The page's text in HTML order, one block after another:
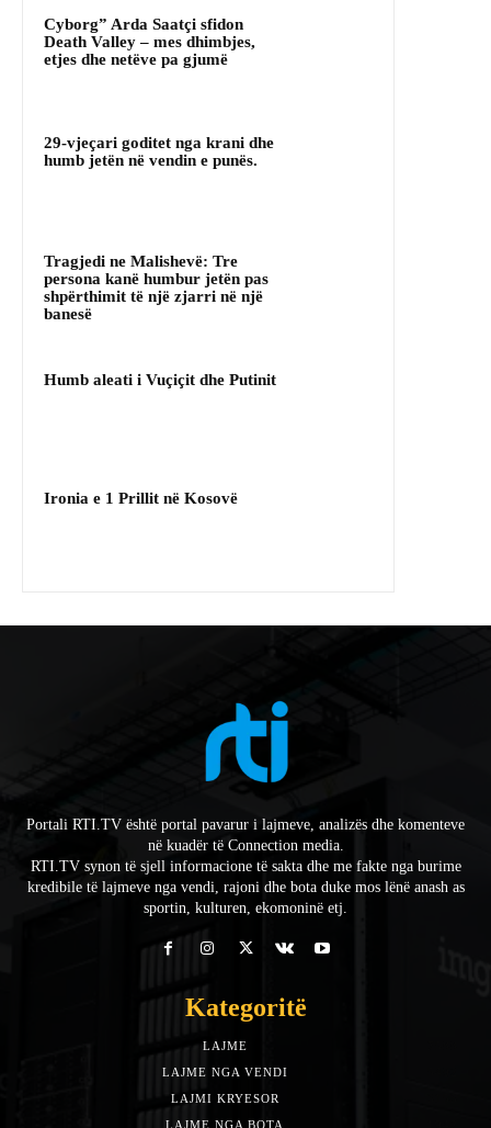
Cyborg” Arda Saatçi sfidon
Death Valley – mes dhimbjes,
etjes dhe netëve pa gjumë
29-vjeçari goditet nga krani dhe
humb jetën në vendin e punës.
Tragjedi ne Malishevë: Tre
persona kanë humbur jetën pas
shpërthimit të një zjarri në një
banesë
Humb aleati i Vuçiçit dhe Putinit
Ironia e 1 Prillit në Kosovë
Portali RTI.TV është portal pavarur i lajmeve, analizës dhe komenteve
në kuadër të Connection media.
RTI.TV synon të sjell informacione të sakta dhe me fakte nga burime
kredibile të lajmeve nga vendi, rajoni dhe bota duke mos lënë anash as
sportin, kulturen, ekomoninë etj.
Kategoritë
LAJME
LAJME NGA VENDI
LAJMI KRYESOR
LAJME NGA BOTA